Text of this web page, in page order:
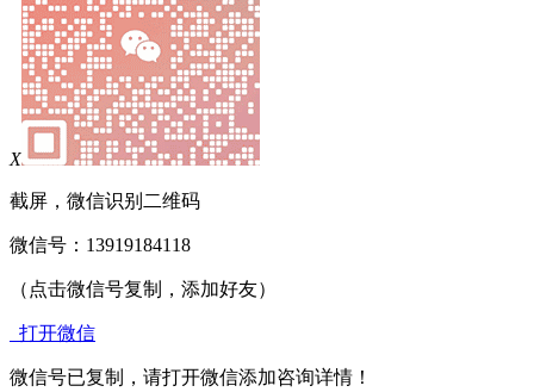
X
截屏，微信识别二维码
微信号： 13919184118
（点击微信号复制，添加好友）
打开微信
微信号已复制，请打开微信添加咨询详情！